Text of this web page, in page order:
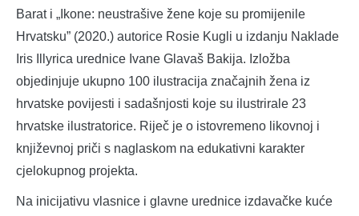
Barat i „Ikone: neustrašive žene koje su promijenile
Hrvatsku” (2020.) autorice Rosie Kugli u izdanju Naklade
Iris Illyrica urednice Ivane Glavaš Bakija. Izložba
objedinjuje ukupno 100 ilustracija značajnih žena iz
hrvatske povijesti i sadašnjosti koje su ilustrirale 23
hrvatske ilustratorice. Riječ je o istovremeno likovnoj i
književnoj priči s naglaskom na edukativni karakter
cjelokupnog projekta.
Na inicijativu vlasnice i glavne urednice izdavačke kuće